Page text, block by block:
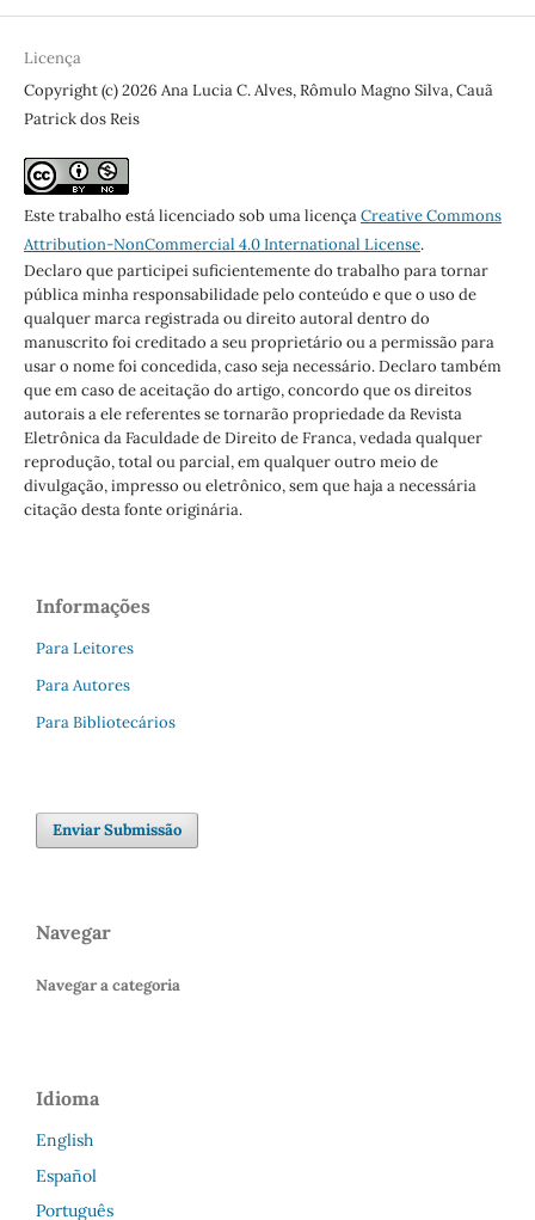
Licença
Copyright (c) 2026 Ana Lucia C. Alves, Rômulo Magno Silva, Cauã
Patrick dos Reis
Este trabalho está licenciado sob uma licençaCreative Commons
Attribution-NonCommercial 4.0 International License.
Declaro que participei suficientemente do trabalho para tornar
pública minha responsabilidade pelo conteúdo e que o uso de
qualquer marca registrada ou direito autoral dentro do
manuscrito foi creditado a seu proprietário ou a permissão para
usar o nome foi concedida, caso seja necessário. Declaro também
que em caso de aceitação do artigo, concordo que os direitos
autorais a ele referentes se tornarão propriedade da Revista
Eletrônica da Faculdade de Direito de Franca, vedada qualquer
reprodução, total ou parcial, em qualquer outro meio de
divulgação, impresso ou eletrônico, sem que haja a necessária
citação desta fonte originária.
Informações
Para Leitores
Para Autores
Para Bibliotecários
Enviar Submissão
Navegar
Navegar a categoria
Idioma
English
Español
Português